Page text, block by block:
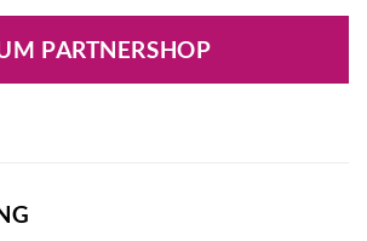
€
ist:
79,73 €.
PARTNERSHOP